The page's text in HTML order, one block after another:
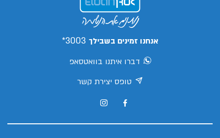
אנחנו זמינים בשבילך 3003*
דברו איתנו בוואטסאפ
טופס יצירת קשר